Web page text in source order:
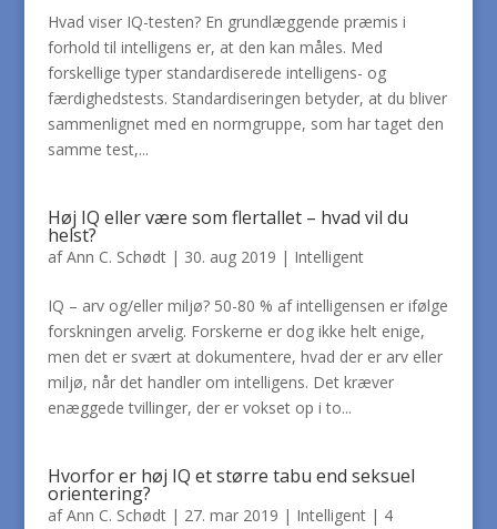
Hvad viser IQ-testen? En grundlæggende præmis i
forhold til intelligens er, at den kan måles. Med
forskellige typer standardiserede intelligens- og
færdighedstests. Standardiseringen betyder, at du bliver
sammenlignet med en normgruppe, som har taget den
samme test,...
Høj IQ eller være som flertallet – hvad vil du
helst?
afAnn C. Schødt| 30. aug 2019 | Intelligent
IQ – arv og/eller miljø? 50-80 % af intelligensen er ifølge
forskningen arvelig. Forskerne er dog ikke helt enige,
men det er svært at dokumentere, hvad der er arv eller
miljø, når det handler om intelligens. Det kræver
enæggede tvillinger, der er vokset op i to...
Hvorfor er høj IQ et større tabu end seksuel
orientering?
afAnn C. Schødt| 27. mar 2019 | Intelligent| 4